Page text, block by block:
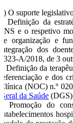
b) O suporte
– Definição da
SNS e o respetivo
de organização e
integração dos
9323-A/2018, de 3
– Definição da
referenciação e dos
Clínica (NOC) n.º
Geral da Saúde
– Promoção do
estabelecimentos